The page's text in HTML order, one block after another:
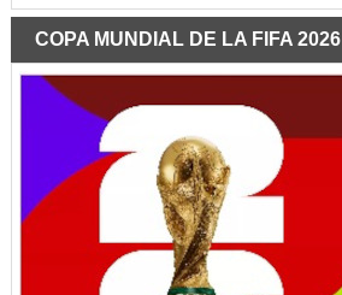
COPA MUNDIAL DE LA FIFA 2026